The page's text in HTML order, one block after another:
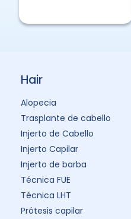
Hair
Alopecia
Trasplante de cabello
Injerto de Cabello
Injerto Capilar
Injerto de barba
Técnica FUE
Técnica LHT
Prótesis capilar